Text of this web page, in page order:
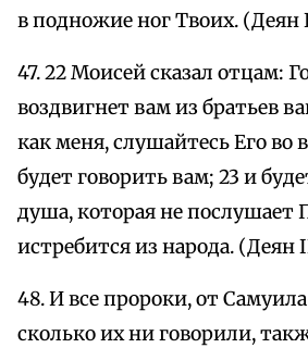
в подножие ног Твоих. (Деян
47. 22 Моисей сказал отцам:
воздвигнет вам из братьев
как меня, слушайтесь Его во
будет говорить вам; 23 и
душа, которая не послушает
истребится из народа. (Деян
48. И все пророки, от
сколько их ни говорили,